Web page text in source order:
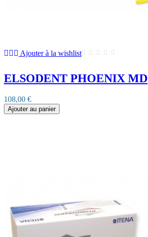
Ajouter à la wishlist
ELSODENT PHOENIX MD
108,00 €
Ajouter au panier